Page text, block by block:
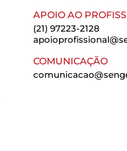
APOIO AO
(21) 97223-2128
COMUNICAÇÃO